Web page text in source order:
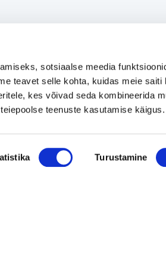
sotsiaalse meedia
teavet selle kohta, kuidas meie saiti
kes võivad seda kombineerida
teenuste kasutamise käigus.
Turustamine